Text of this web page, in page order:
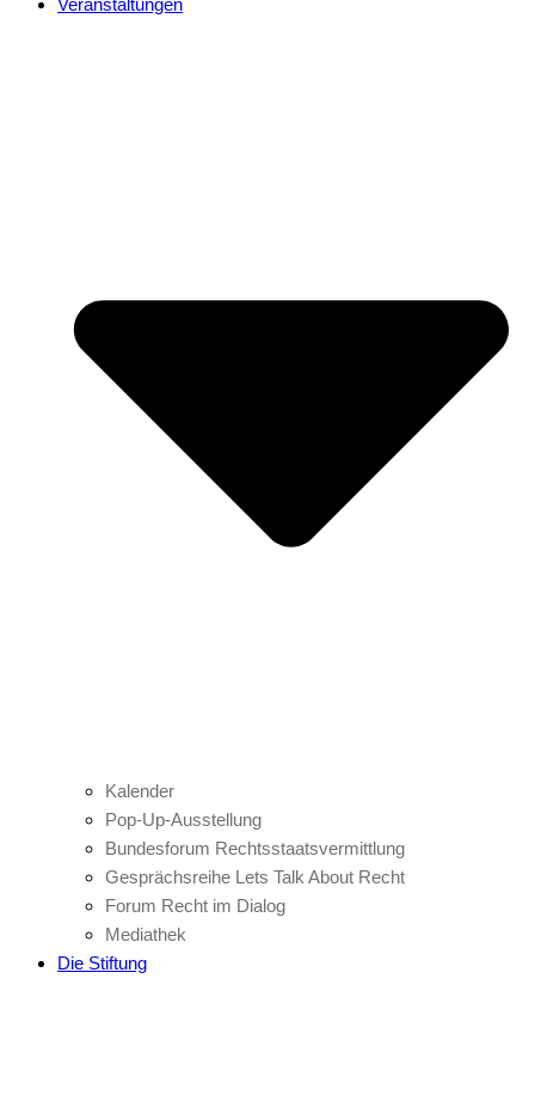
Veranstaltungen
Kalender
Pop-Up-Ausstellung
Bundesforum Rechtsstaatsvermittlung
Gesprächsreihe Lets Talk About Recht
Forum Recht im Dialog
Mediathek
Die Stiftung